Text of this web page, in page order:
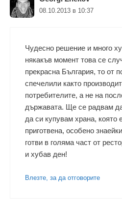
08.10.2013 в 10:37
Чудесно решение и много
някакъв момент това се
прекрасна България, то от
спечелили както
потребителите, а не на
държавата. Ще се радвам
да си купувам храна, която
приготвена, особено
готви в голяма част от
и хубав ден!
Влезте, за да отговорите